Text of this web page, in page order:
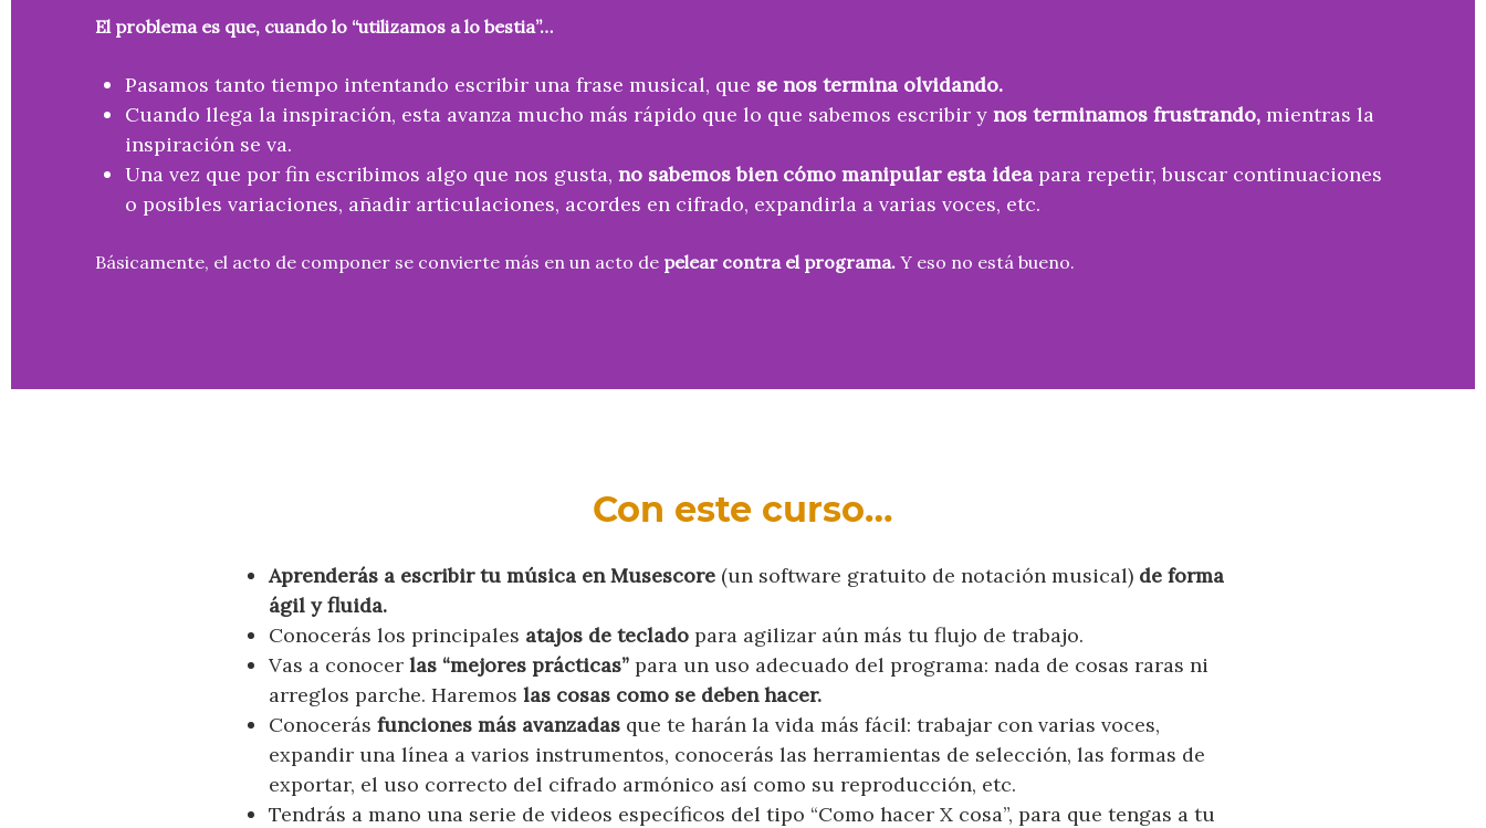
El problema es que, cuando lo “utilizamos a lo bestia”…
Pasamos tanto tiempo intentando escribir una frase musical, que se nos termina olvidando.
Cuando llega la inspiración, esta avanza mucho más rápido que lo que sabemos escribir ynos terminamos frustrando,mientras la
inspiración se va.
Una vez que por fin escribimos algo que nos gusta, no sabemos bien cómo manipular esta idea para repetir, buscar continuaciones
o posibles variaciones, añadir articulaciones, acordes en cifrado, expandirla a varias voces, etc.
Básicamente, el acto de componer se convierte más en un acto de pelear contra el programa. Y eso no está bueno.
Con este curso…
Aprenderás a escribir tu música en Musescore (un software gratuito de notación musical) de forma
ágil y fluida.
Conocerás los principales atajos de teclado para agilizar aún más tu flujo de trabajo.
Vas a conocer las “mejores prácticas” para un uso adecuado del programa: nada de cosas raras ni
arreglos parche. Haremos las cosas como se deben hacer.
Conocerás funciones más avanzadas que te harán la vida más fácil: trabajar con varias voces,
expandir una línea a varios instrumentos, conocerás las herramientas de selección, las formas de
exportar, el uso correcto del cifrado armónico así como su reproducción, etc.
Tendrás a mano una serie de videos específicos del tipo “Como hacer X cosa”, para que tengas a tu